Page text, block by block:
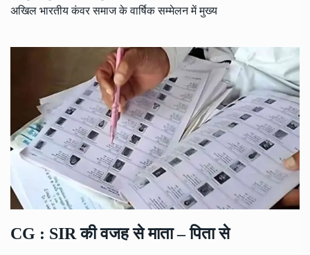
अखिल भारतीय कंवर समाज के वार्षिक सम्मेलन में मुख्य
CG : SIR की वजह से माता – पिता से